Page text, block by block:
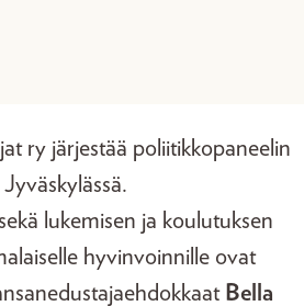
ry järjestää poliitikkopaneelin
lukemisen ja koulutuksen
hyvinvoinnille ovat
Bella